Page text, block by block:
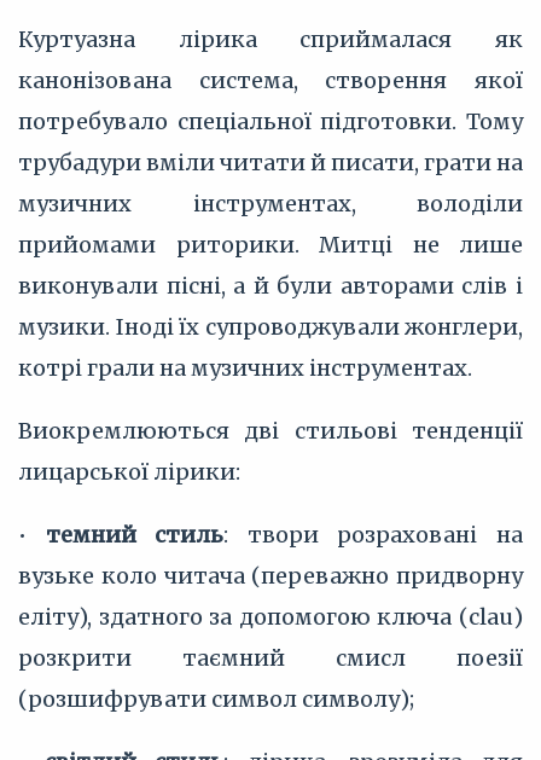
Куртуазна лірика сприймалася як
канонізована система, створення якої
потребувало спеціальної підготовки. Тому
трубадури вміли читати й писати, грати на
музичних інструментах, володіли
прийомами риторики. Митці не лише
виконували пісні, а й були авторами слів і
музики. Іноді їх супроводжували жонглери,
котрі грали на музичних інструментах.
Виокремлюються дві стильові тенденції
лицарської лірики:
• темний стиль: твори розраховані на
вузьке коло читача (переважно придворну
еліту), здатного за допомогою ключа (clau)
розкрити таємний смисл поезії
(розшифрувати символ символу);